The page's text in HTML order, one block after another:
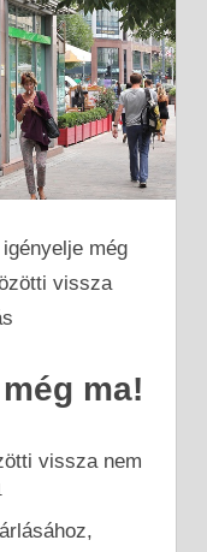
még
vissza
ma!
vissza nem